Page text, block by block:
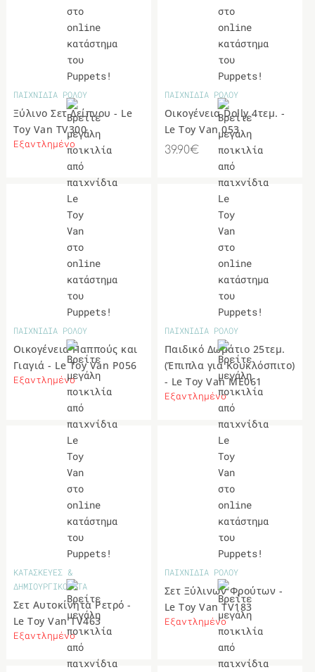
ΠΑΙΧΝΙΔΙΑ ΡΟΛΟΥ
Ξύλινο Σετ Δείπνου - Le
Toy Van TV300
Εξαντλημένο
ΠΑΙΧΝΙΔΙΑ ΡΟΛΟΥ
Οικογένεια Dolly 4τεμ. -
Le Toy Van 053
39.90€
ΠΑΙΧΝΙΔΙΑ ΡΟΛΟΥ
Οικογένεια Παππούς και
Γιαγιά - Le Toy Van P056
Εξαντλημένο
ΠΑΙΧΝΙΔΙΑ ΡΟΛΟΥ
Παιδικό Δωμάτιο 25τεμ.
(Έπιπλα για Κουκλόσπιτο)
- Le Toy Van ME061
Εξαντλημένο
ΚΑΤΑΣΚΕΥΕΣ &
ΔΗΜΙΟΥΡΓΙΚΟΤΗΤΑ
Σετ Αυτοκίνητα Ρετρό -
Le Toy Van TV463
Εξαντλημένο
ΠΑΙΧΝΙΔΙΑ ΡΟΛΟΥ
Σετ Ξύλινων Φρούτων -
Le Toy Van TV183
Εξαντλημένο